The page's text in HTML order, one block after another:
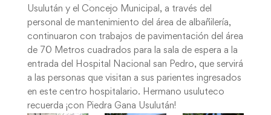
Usulután y el Concejo Municipal, a través del
personal de mantenimiento del área de albañilería,
continuaron con trabajos de pavimentación del área
de 70 Metros cuadrados para la sala de espera a la
entrada del Hospital Nacional san Pedro, que servirá
a las personas que visitan a sus parientes ingresados
en este centro hospitalario. Hermano usuluteco
recuerda ¡con Piedra Gana Usulután!